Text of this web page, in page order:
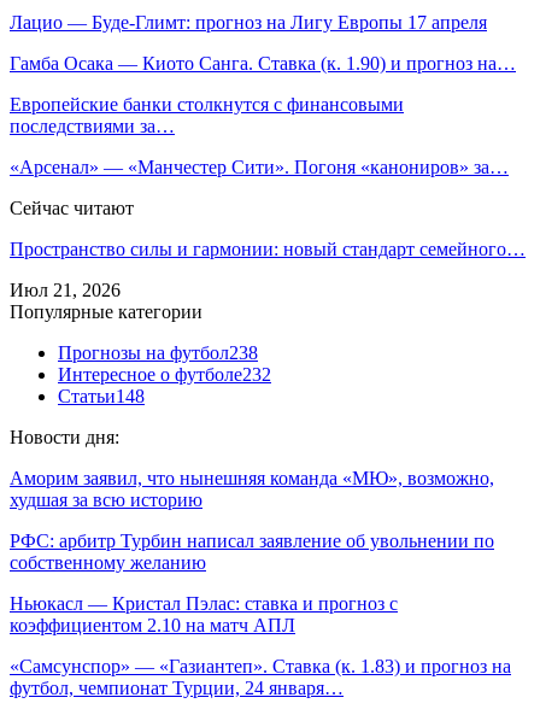
Лацио — Буде-Глимт: прогноз на Лигу Европы 17 апреля
Гамба Осака — Киото Санга. Ставка (к. 1.90) и прогноз на…
Европейские банки столкнутся с финансовыми
последствиями за…
«Арсенал» — «Манчестер Сити». Погоня «канониров» за…
Сейчас читают
Пространство силы и гармонии: новый стандарт семейного…
Июл 21, 2026
Популярные категории
Прогнозы на футбол238
Интересное о футболе232
Статьи148
Новости дня:
Аморим заявил, что нынешняя команда «МЮ», возможно,
худшая за всю историю
РФС: арбитр Турбин написал заявление об увольнении по
собственному желанию
Ньюкасл — Кристал Пэлас: ставка и прогноз с
коэффициентом 2.10 на матч АПЛ
«Самсунспор» — «Газиантеп». Ставка (к. 1.83) и прогноз на
футбол, чемпионат Турции, 24 января…